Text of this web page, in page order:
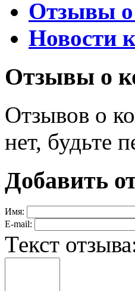
Отзывы
Новости
Отзывы о
Отзывов о
нет, будьте
Добавить
Имя:
E-mail:
Текст